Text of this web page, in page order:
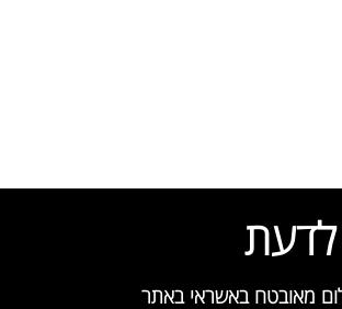
לדעת
מאובטח באשראי באתר